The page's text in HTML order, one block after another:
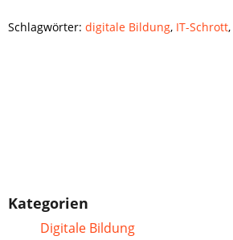
Schlagwörter: digitale Bildung, IT-Schrott,
Kategorien
Digitale Bildung